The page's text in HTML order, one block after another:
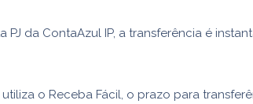
PJ da ContaAzul IP, a transferência é
o Receba Fácil, o prazo para